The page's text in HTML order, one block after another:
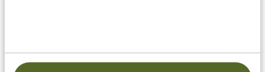
la carte und hübsch angelegte Pools. Die Kirsche auf